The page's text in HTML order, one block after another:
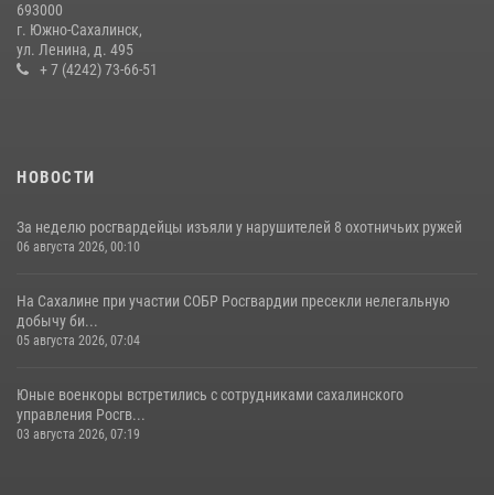
693000
г. Южно-Сахалинск,
ул. Ленина, д. 495
+ 7 (4242) 73-66-51
НОВОСТИ
За неделю росгвардейцы изъяли у нарушителей 8 охотничьих ружей
06 августа 2026, 00:10
На Сахалине при участии СОБР Росгвардии пресекли нелегальную
добычу би...
05 августа 2026, 07:04
Юные военкоры встретились с сотрудниками сахалинского
управления Росгв...
03 августа 2026, 07:19